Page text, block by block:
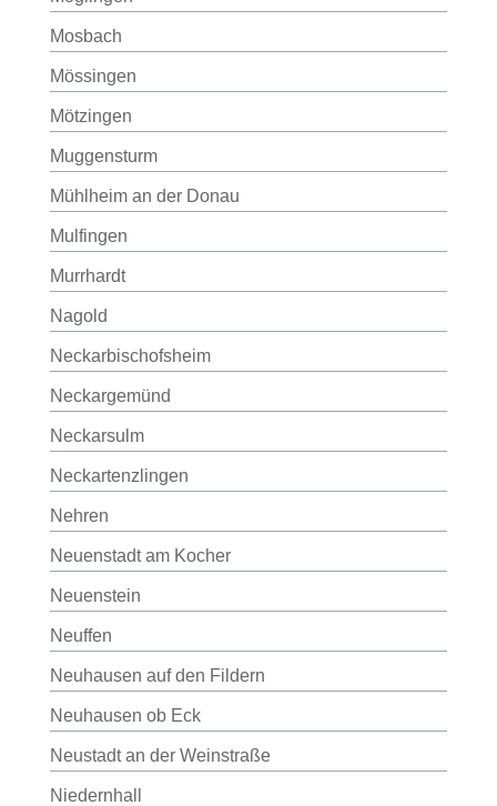
Mosbach
Mössingen
Mötzingen
Muggensturm
Mühlheim an der Donau
Mulfingen
Murrhardt
Nagold
Neckarbischofsheim
Neckargemünd
Neckarsulm
Neckartenzlingen
Nehren
Neuenstadt am Kocher
Neuenstein
Neuffen
Neuhausen auf den Fildern
Neuhausen ob Eck
Neustadt an der Weinstraße
Niedernhall